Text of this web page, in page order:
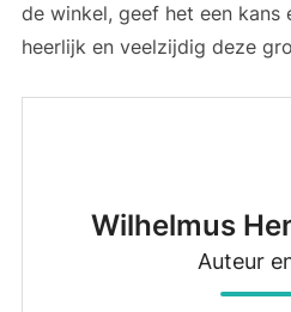
de winkel, geef het een kans
heerlijk en veelzijdig deze
Wilhelmus
Auteur